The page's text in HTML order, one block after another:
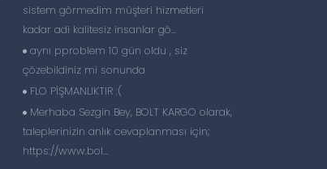
sistem görmedim müşteri hizmetleri
kadar adi kalitesiz insanlar gö...
aynı pproblem 10 gün oldu , siz
çözebildiniz mi sonunda
FLO PİŞMANLIKTIR :(
Merhaba Sezgin Bey, BOLT KARGO olarak,
taleplerinizin anlık cevaplanması için;
https://www.bol...